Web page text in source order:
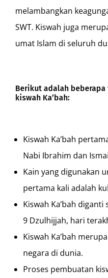
melambangkan
SWT. Kiswah juga
umat Islam di seluruh
Berikut adalah
kiswah Ka’bah:
Kiswah Ka’bah
Nabi Ibrahim dan
Kain yang digunakan
pertama kali adalah
Kiswah Ka’bah
9 Dzulhijjah, hari
Kiswah Ka’bah
negara di dunia.
Proses pembuatan